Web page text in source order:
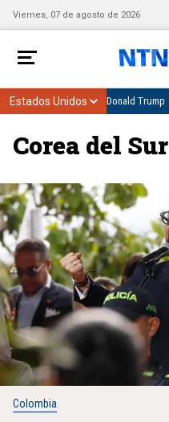
Viernes, 07 de agosto de 2026
Donald Trump
Corea del Sur
Colombia